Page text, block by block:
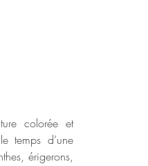
colorée et
temps d’une
érigerons,